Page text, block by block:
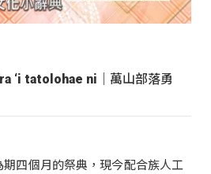
‘i tatolohae ni｜萬山部落勇
四個月的祭典，現今配合族人工